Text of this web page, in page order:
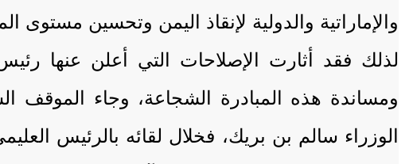
والإماراتية والدولية لإنقاذ اليمن وتحسين مستوى
لذلك فقد أثارت الإصلاحات التي أعلن عنها
ومساندة هذه المبادرة الشجاعة، وجاء الموقف
الوزراء سالم بن بريك، فخلال لقائه بالرئيس